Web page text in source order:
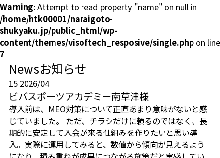
Warning: Attempt to read property "name" on null in
/home/htk00001/naraigoto-
shukyaku.jp/public_html/wp-
content/themes/visoftech_resposive/single.php on line
7
Newsお知らせ
15 2026/04
ビバスポーツアカデミー南草津様
導入前は、MEO対策について正直あまり意味がないと感
じていました。 ただ、チラシだけに頼るのではなく、長
期的に安定して入会が来る仕組みを作りたいと思い導
入。実際に運用してみると、数値から傾向が見えるよう